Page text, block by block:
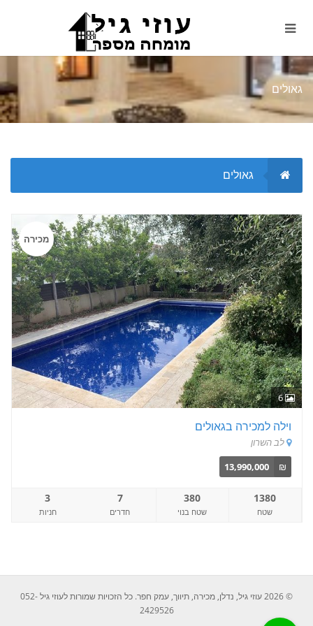
גאולים
גאולים
6
מכירה
וילה למכירה בגאולים
לב השרון
₪
13,990,000
1380
שטח
380
שטח בנוי
7
חדרים
3
חניות
© 2026 עוזי גיל, נדלן, מכירה, תיווך, עמק חפר. כל הזכויות שמורות לעוזי גיל 052-
2429526